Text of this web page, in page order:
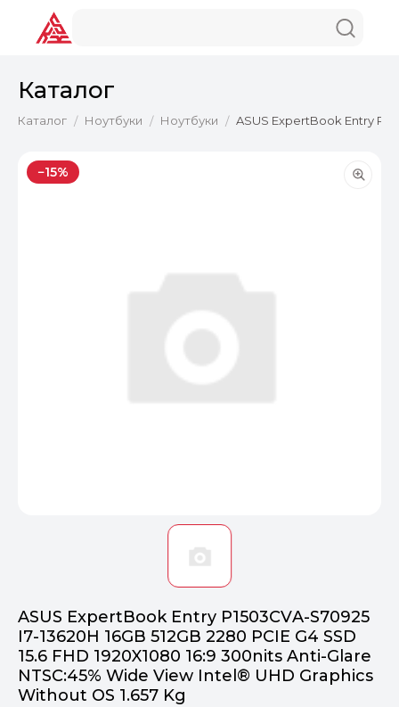
Каталог
Каталог / Ноутбуки / Ноутбуки / ASUS ExpertBook Entry
−15%
ASUS ExpertBook Entry P1503CVA-S70925
I7-13620H 16GB 512GB 2280 PCIE G4 SSD
15.6 FHD 1920X1080 16:9 300nits Anti-Glare
NTSC:45% Wide View Intel® UHD Graphics
Without OS 1.657 Kg